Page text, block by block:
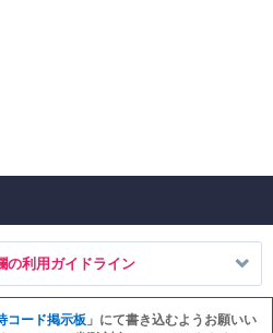
の利用ガイドライン
コード掲示板 」にて書き込むようお願いい